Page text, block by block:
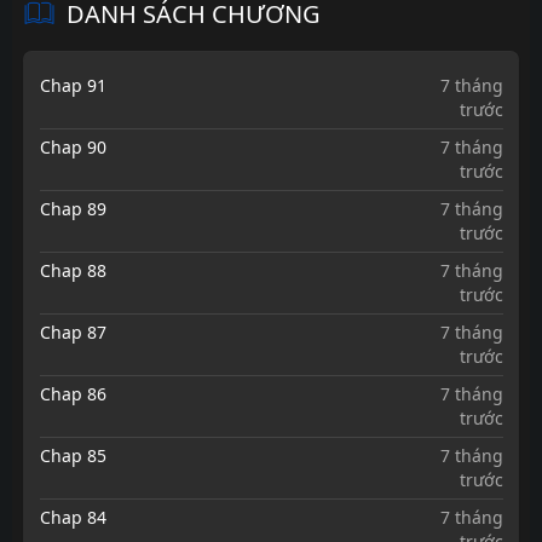
DANH SÁCH CHƯƠNG
Chap 91
7 tháng
trước
Chap 90
7 tháng
trước
Chap 89
7 tháng
trước
Chap 88
7 tháng
trước
Chap 87
7 tháng
trước
Chap 86
7 tháng
trước
Chap 85
7 tháng
trước
Chap 84
7 tháng